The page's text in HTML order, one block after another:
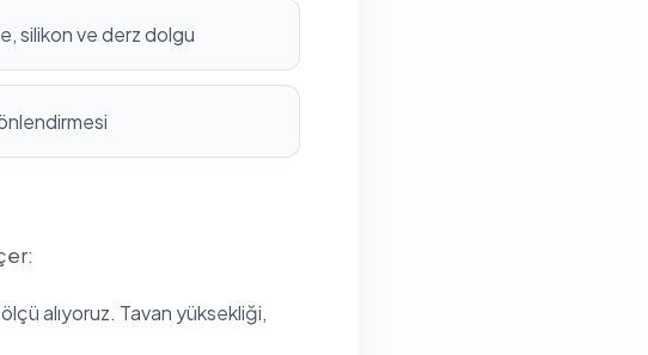
silikon ve derz dolgu
alıyoruz. Tavan yüksekliği,